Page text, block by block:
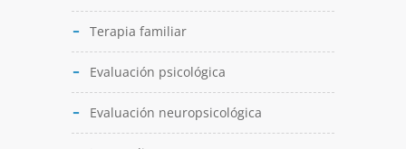
Terapia familiar
Evaluación psicológica
Evaluación neuropsicológica